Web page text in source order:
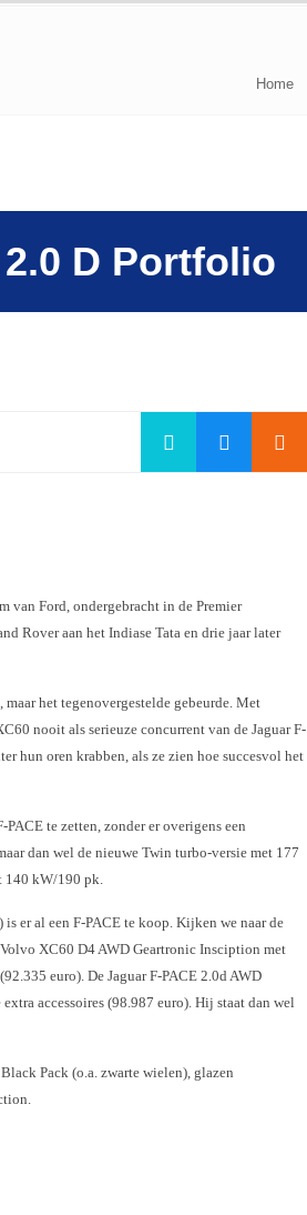
Home
D Portfolio
van Ford, ondergebracht in de Premier
Rover aan het Indiase Tata en drie jaar later
het tegenovergestelde gebeurde. Met
nooit als serieuze concurrent van de Jaguar F-
hun oren krabben, als ze zien hoe succesvol het
te zetten, zonder er overigens een
dan wel de nieuwe Twin turbo-versie met 177
140 kW/190 pk.
er al een F-PACE te koop. Kijken we naar de
XC60 D4 AWD Geartronic Insciption met
euro). De Jaguar F-PACE 2.0d AWD
accessoires (98.987 euro). Hij staat dan wel
Pack (o.a. zwarte wielen), glazen